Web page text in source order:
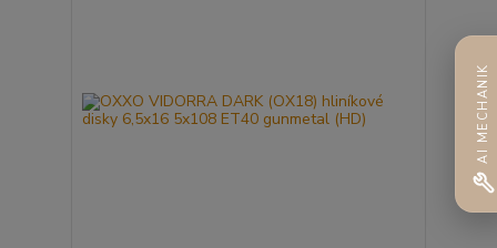
AI MECHANIK